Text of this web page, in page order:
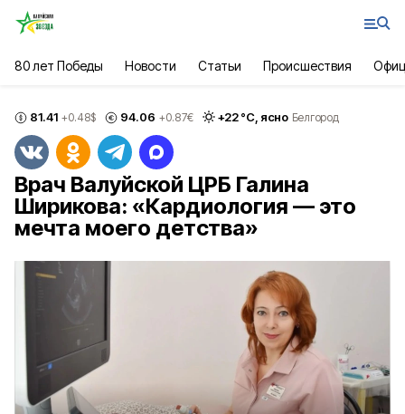
80 лет Победы Новости Статьи Происшествия
81.41 +0.48$ 94.06 +0.87€ +22°С, ясно Белгород
Врач Валуйской ЦРБ Галина
Ширикова: «Кардиология — это
мечта моего детства»